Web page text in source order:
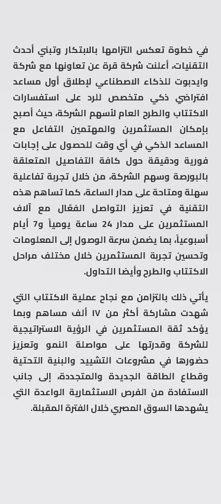
في خطوة تعكس التزامها بالابتكار وتبني أحدث
التقنيات، أعلنت شركة قرة عن تعاونها مع شركة
وايدبوت للذكاء الاصطناعي لإطلاق أول مساعد
افتراضي ذكي متخصص للرد على استفسارات
الاكتتاب والطرح العام لأسهم الشركة، حيث أصبح
بإمكان المستثمرين والمهتمين التفاعل مع
المساعد الذكي في أي وقت للحصول على إجابات
فورية ودقيقة حول كافة التفاصيل المتعلقة
بالبورصة وسهم الشركة، من خلال تجربة تفاعلية
سهلة ومتاحة على مدار الساعة، كما تساهم هذه
التقنية في تعزيز التواصل الفعّال مع آلاف
المستثمرين على مدار 24 ساعة يومياً و7 أيام
أسبوعياً، بما يضمن سرعة الوصول إلى المعلومات
وتحسين تجربة المستثمرين خلال مختلف مراحل
الاكتتاب والطرح وأيضا التداول.
يأتي ذلك بالتزامن مع نجاح عملية الاكتتاب التي
شهدت مشاركة أكثر من ١٧ ألف مساهم وبما
يؤكد ثقة المستثمرين في الرؤية الاستراتيجية
للشركة وقدرتها على مواصلة النمو وتعزيز
حضورها في مشروعات التشييد والبنية التحتية
وقطاع الطاقة الجديدة والمتجددة، إلى جانب
الاستفادة من الفرص الاستثمارية الواعدة التي
يشهدها السوق المصري خلال الفترة المقبلة.